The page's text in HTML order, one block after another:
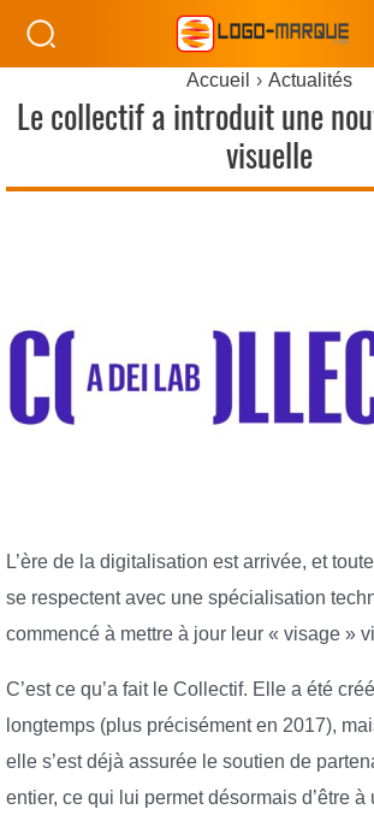
Accueil Actualités
Le collectif a introduit une
visuelle
L’ère de la digitalisation est arrivée, et
se respectent avec une spécialisation
commencé à mettre à jour leur « visage »
C’est ce qu’a fait le Collectif. Elle a été
longtemps (plus précisément en 2017),
elle s’est déjà assurée le soutien de
entier, ce qui lui permet désormais d’être